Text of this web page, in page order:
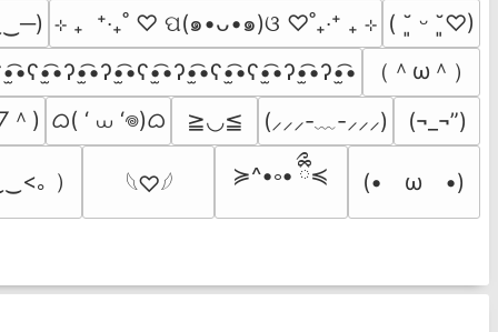
⊹ ₊  ⁺‧₊˚ ♡ ପ(๑•ᴗ•๑)ଓ ♡˚₊‧⁺ ₊ ⊹ ( ˘͈ ᵕ ˘͈♡)
（＾ω＾）
＾) ᜊ( ‘ ⩊ ‘𖦹)ᜊ ≧◡≦ (⸝⸝⸝-﹏-⸝⸝⸝) (¬_¬”)
｡ ） 𓆩♡𓆪 ≽^•༚• ྀིྀ≼ (•　ω　•)